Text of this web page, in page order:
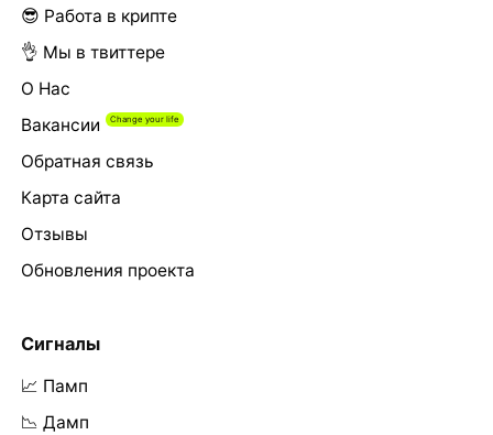
😎 Работа в крипте
👌 Мы в твиттере
О Нас
Вакансии
Обратная связь
Карта сайта
Отзывы
Обновления проекта
Сигналы
📈 Памп
📉 Дамп